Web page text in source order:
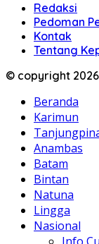
Redaksi
Pedoman
Kontak
Tentang
© copyright
Beranda
Karimun
Anambas
Batam
Bintan
Natuna
Lingga
Nasional